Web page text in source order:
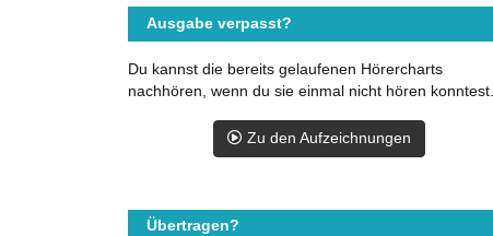
Ausgabe verpasst?
Du kannst die bereits gelaufenen Hörercharts
nachhören, wenn du sie einmal nicht hören konntest.
Zu den Aufzeichnungen
Übertragen?